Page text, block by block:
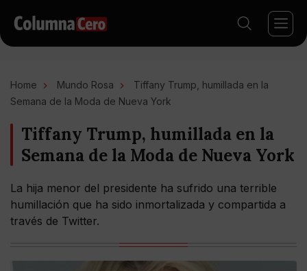
Home Mundo Rosa
Tiffany Trump, humillada en la
Semana de la Moda de Nueva York
Tiffany Trump, humillada en la
Semana de la Moda de Nueva York
La hija menor del presidente ha sufrido una terrible
humillación que ha sido inmortalizada y compartida a
través de Twitter.